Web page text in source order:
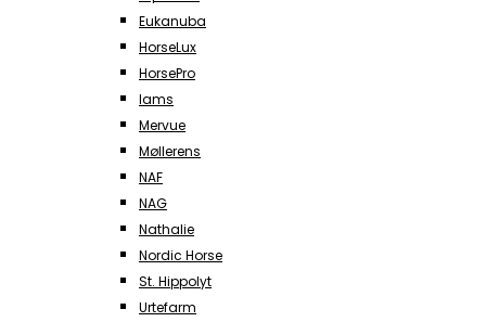
Eukanuba
HorseLux
HorsePro
Iams
Mervue
Møllerens
NAF
NAG
Nathalie
Nordic Horse
St. Hippolyt
Urtefarm